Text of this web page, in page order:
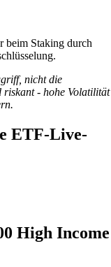
beim Staking durch
nicht die
riskant - hohe Volatilität
ETF-Live-
High Income